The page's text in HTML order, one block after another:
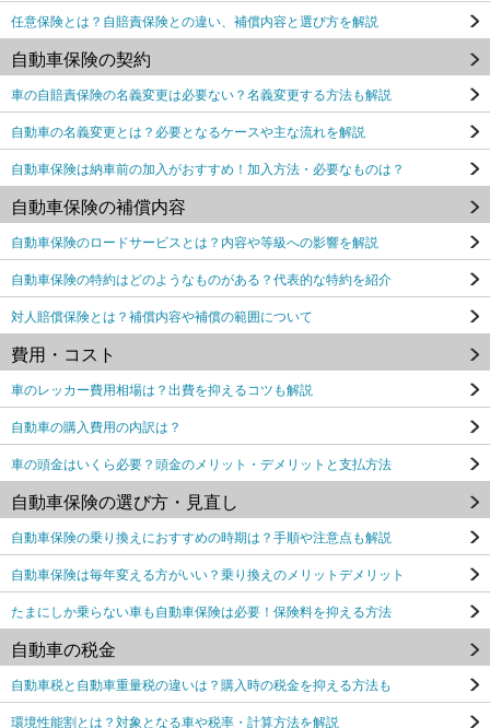
任意保険とは？自賠責保険との違い、補償内容と選び方を解説
自動車保険の契約
車の自賠責保険の名義変更は必要ない？名義変更する方法も解説
自動車の名義変更とは？必要となるケースや主な流れを解説
自動車保険は納車前の加入がおすすめ！加入方法・必要なものは？
自動車保険の補償内容
自動車保険のロードサービスとは？内容や等級への影響を解説
自動車保険の特約はどのようなものがある？代表的な特約を紹介
対人賠償保険とは？補償内容や補償の範囲について
費用・コスト
車のレッカー費用相場は？出費を抑えるコツも解説
自動車の購入費用の内訳は？
車の頭金はいくら必要？頭金のメリット・デメリットと支払方法
自動車保険の選び方・見直し
自動車保険の乗り換えにおすすめの時期は？手順や注意点も解説
自動車保険は毎年変える方がいい？乗り換えのメリットデメリット
たまにしか乗らない車も自動車保険は必要！保険料を抑える方法
自動車の税金
自動車税と自動車重量税の違いは？購入時の税金を抑える方法も
環境性能割とは？対象となる車や税率・計算方法を解説